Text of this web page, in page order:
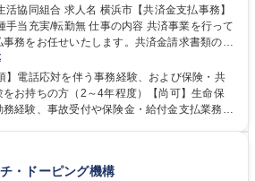
【共済金支払事務】
事の内容 共済事業を行って
務をお任せいたします。共済金請求書類の受
入力のほか、加入者様や医療機関等からの問
す。 ■共済金請求書類の受付、
に関する審査・事務処理業務全般を担当 ■専
各種必要書類の作成・発送作業 ■加入者様や
】電話応対を伴う事務経験、および保険・共
お持ちの方（2～4年程度）【尚可】生命保
経験、事故受付や保険金・給付金支払業務経
す！ 学歴・資格 学歴：大学院
校 語学力： 資格：
・ドーピング機構